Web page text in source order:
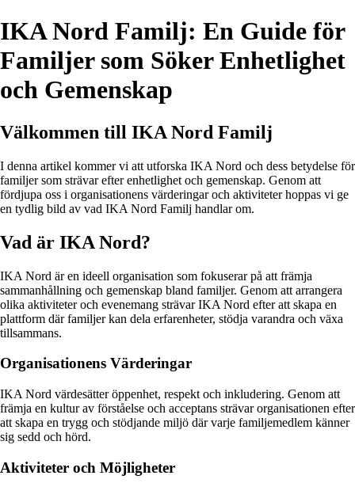
IKA Nord Familj: En Guide för
Familjer som Söker Enhetlighet
och Gemenskap
Välkommen till IKA Nord Familj
I denna artikel kommer vi att utforska IKA Nord och dess betydelse för
familjer som strävar efter enhetlighet och gemenskap. Genom att
fördjupa oss i organisationens värderingar och aktiviteter hoppas vi ge
en tydlig bild av vad IKA Nord Familj handlar om.
Vad är IKA Nord?
IKA Nord är en ideell organisation som fokuserar på att främja
sammanhållning och gemenskap bland familjer. Genom att arrangera
olika aktiviteter och evenemang strävar IKA Nord efter att skapa en
plattform där familjer kan dela erfarenheter, stödja varandra och växa
tillsammans.
Organisationens Värderingar
IKA Nord värdesätter öppenhet, respekt och inkludering. Genom att
främja en kultur av förståelse och acceptans strävar organisationen efter
att skapa en trygg och stödjande miljö där varje familjemedlem känner
sig sedd och hörd.
Aktiviteter och Möjligheter